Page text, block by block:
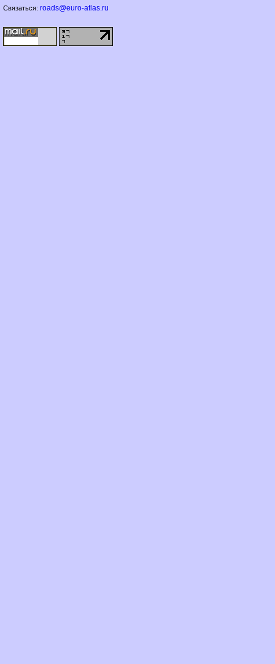
Связаться: roads@euro-atlas.ru